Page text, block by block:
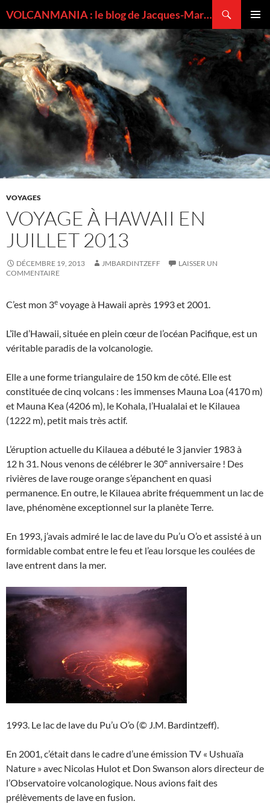
VOLCANMANIA : le blog de Jacques-Marie BARDINTZEFF, volcanologue
MENU
AU
CONTENU
VOYAGES
VOYAGE À HAWAII EN
JUILLET 2013
DÉCEMBRE 19, 2013 JMBARDINTZEFF
LAISSER UN
COMMENTAIRE
C’est mon 3e voyage à Hawaii après 1993 et 2001.
L’île d’Hawaii, située en plein cœur de l’océan Pacifique, est un
véritable paradis de la volcanologie.
Elle a une forme triangulaire de 150 km de côté. Elle est
constituée de cinq volcans : les immenses Mauna Loa (4170 m)
et Mauna Kea (4206 m), le Kohala, l’Hualalai et le Kilauea
(1222 m), petit mais très actif.
L’éruption actuelle du Kilauea a débuté le 3 janvier 1983 à
12 h 31. Nous venons de célébrer le 30e anniversaire ! Des
rivières de lave rouge orange s’épanchent en quasi
permanence. En outre, le Kilauea abrite fréquemment un lac de
lave, phénomène exceptionnel sur la planète Terre.
En 1993, j’avais admiré le lac de lave du Pu’u O’o et assisté à un
formidable combat entre le feu et l’eau lorsque les coulées de
lave entrent dans la mer.
1993. Le lac de lave du Pu’u O’o (© J.M. Bardintzeff).
En 2001, c’était dans le cadre d’une émission TV « Ushuaïa
Nature » avec Nicolas Hulot et Don Swanson alors directeur de
l’Observatoire volcanologique. Nous avions fait des
prélèvements de lave en fusion.